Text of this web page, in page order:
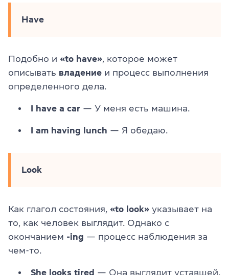
Have
Подобно и «to have», которое может
описывать владение и процесс выполнения
определенного дела.
I have a car — У меня есть машина.
I am having lunch — Я обедаю.
Look
Как глагол состояния, «to look» указывает на
то, как человек выглядит. Однако с
окончанием -ing — процесс наблюдения за
чем-то.
She looks tired — Она выглядит уставшей.